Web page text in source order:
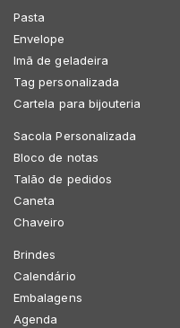
Pasta
Envelope
Imã de geladeira
Tag personalizada
Cartela para bijouteria
Sacola Personalizada
Bloco de notas
Talão de pedidos
Caneta
Chaveiro
Brindes
Calendário
Embalagens
Agenda